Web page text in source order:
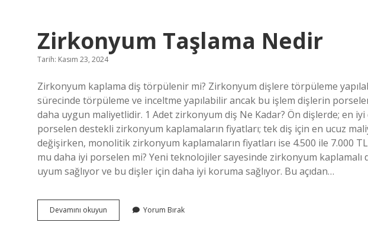
Zirkonyum Taşlama Nedir
Tarih: Kasım 23, 2024
Zirkonyum kaplama diş törpülenir mi? Zirkonyum dişlere törpüleme
sürecinde törpüleme ve inceltme yapılabilir ancak bu işlem dişlerin
daha uygun maliyetlidir. 1 Adet zirkonyum diş Ne Kadar? Ön dişlerde; en iyi
porselen destekli zirkonyum kaplamaların fiyatları; tek diş için en ucuz
değişirken, monolitik zirkonyum kaplamaların fiyatları ise 4.500 ile 7.000
mu daha iyi porselen mi? Yeni teknolojiler sayesinde zirkonyum
uyum sağlıyor ve bu dişler için daha iyi koruma sağlıyor. Bu açıdan…
Devamını okuyun Zirkonyum
Taşlama
Yorum Bırak